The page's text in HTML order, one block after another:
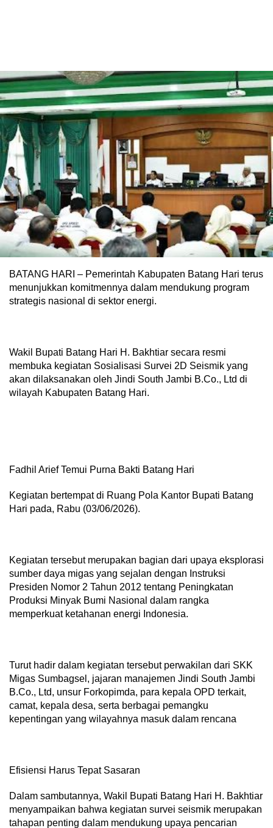
BATANG HARI – Pemerintah Kabupaten Batang Hari terus
menunjukkan komitmennya dalam mendukung program
strategis nasional di sektor energi.
Wakil Bupati Batang Hari H. Bakhtiar secara resmi
membuka kegiatan Sosialisasi Survei 2D Seismik yang
akan dilaksanakan oleh Jindi South Jambi B.Co., Ltd di
wilayah Kabupaten Batang Hari.
Fadhil Arief Temui Purna Bakti Batang Hari
Kegiatan bertempat di Ruang Pola Kantor Bupati Batang
Hari pada, Rabu (03/06/2026).
Kegiatan tersebut merupakan bagian dari upaya eksplorasi
sumber daya migas yang sejalan dengan Instruksi
Presiden Nomor 2 Tahun 2012 tentang Peningkatan
Produksi Minyak Bumi Nasional dalam rangka
memperkuat ketahanan energi Indonesia.
Turut hadir dalam kegiatan tersebut perwakilan dari SKK
Migas Sumbagsel, jajaran manajemen Jindi South Jambi
B.Co., Ltd, unsur Forkopimda, para kepala OPD terkait,
camat, kepala desa, serta berbagai pemangku
kepentingan yang wilayahnya masuk dalam rencana
Efisiensi Harus Tepat Sasaran
Dalam sambutannya, Wakil Bupati Batang Hari H. Bakhtiar
menyampaikan bahwa kegiatan survei seismik merupakan
tahapan penting dalam mendukung upaya pencarian